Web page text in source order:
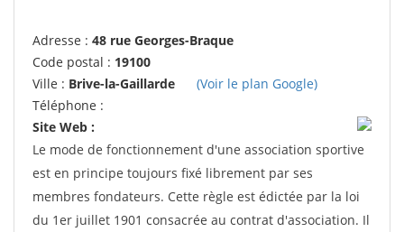
Adresse : 48 rue Georges-Braque
Code postal : 19100
Ville : Brive-la-Gaillarde
(Voir le plan Google)
Téléphone :
Site Web :
Le mode de fonctionnement d'une association sportive
est en principe toujours fixé librement par ses
membres fondateurs. Cette règle est édictée par la loi
du 1er juillet 1901 consacrée au contrat d'association. Il